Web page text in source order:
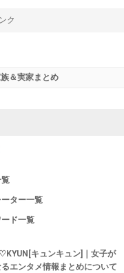
ク
＆実家まとめ
ター一覧
ド一覧
キュンキュン]｜女子が
エンタメ情報まとめについて